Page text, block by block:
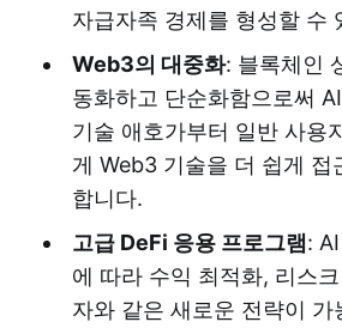
자급자족 경제를 형성할 수
Web3의 대중화: 블록체인
동화하고 단순화함으로써
기술 애호가부터 일반 사용
게 Web3 기술을 더 쉽게 접
합니다.
고급 DeFi 응용 프로그램:
에 따라 수익 최적화, 리스
자와 같은 새로운 전략이 가